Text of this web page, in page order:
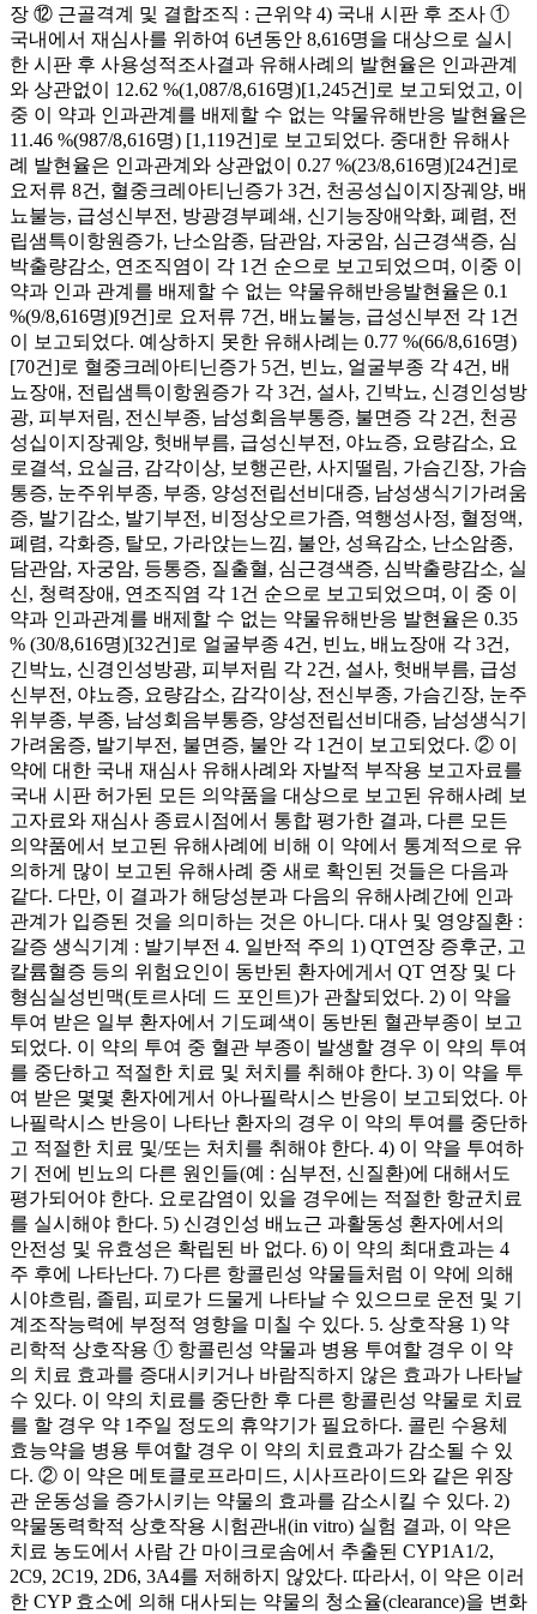
장 ⑫ 근골격계 및 결합조직 : 근위약 4) 국내 시판 후 조사 ①
국내에서 재심사를 위하여 6년동안 8,616명을 대상으로 실시
한 시판 후 사용성적조사결과 유해사례의 발현율은 인과관계
와 상관없이 12.62 %(1,087/8,616명)[1,245건]로 보고되었고, 이
중 이 약과 인과관계를 배제할 수 없는 약물유해반응 발현율은
11.46 %(987/8,616명) [1,119건]로 보고되었다. 중대한 유해사
례 발현율은 인과관계와 상관없이 0.27 %(23/8,616명)[24건]로
요저류 8건, 혈중크레아티닌증가 3건, 천공성십이지장궤양, 배
뇨불능, 급성신부전, 방광경부폐쇄, 신기능장애악화, 폐렴, 전
립샘특이항원증가, 난소암종, 담관암, 자궁암, 심근경색증, 심
박출량감소, 연조직염이 각 1건 순으로 보고되었으며, 이중 이
약과 인과 관계를 배제할 수 없는 약물유해반응발현율은 0.1
%(9/8,616명)[9건]로 요저류 7건, 배뇨불능, 급성신부전 각 1건
이 보고되었다. 예상하지 못한 유해사례는 0.77 %(66/8,616명)
[70건]로 혈중크레아티닌증가 5건, 빈뇨, 얼굴부종 각 4건, 배
뇨장애, 전립샘특이항원증가 각 3건, 설사, 긴박뇨, 신경인성방
광, 피부저림, 전신부종, 남성회음부통증, 불면증 각 2건, 천공
성십이지장궤양, 헛배부름, 급성신부전, 야뇨증, 요량감소, 요
로결석, 요실금, 감각이상, 보행곤란, 사지떨림, 가슴긴장, 가슴
통증, 눈주위부종, 부종, 양성전립선비대증, 남성생식기가려움
증, 발기감소, 발기부전, 비정상오르가즘, 역행성사정, 혈정액,
폐렴, 각화증, 탈모, 가라앉는느낌, 불안, 성욕감소, 난소암종,
담관암, 자궁암, 등통증, 질출혈, 심근경색증, 심박출량감소, 실
신, 청력장애, 연조직염 각 1건 순으로 보고되었으며, 이 중 이
약과 인과관계를 배제할 수 없는 약물유해반응 발현율은 0.35
% (30/8,616명)[32건]로 얼굴부종 4건, 빈뇨, 배뇨장애 각 3건,
긴박뇨, 신경인성방광, 피부저림 각 2건, 설사, 헛배부름, 급성
신부전, 야뇨증, 요량감소, 감각이상, 전신부종, 가슴긴장, 눈주
위부종, 부종, 남성회음부통증, 양성전립선비대증, 남성생식기
가려움증, 발기부전, 불면증, 불안 각 1건이 보고되었다. ② 이
약에 대한 국내 재심사 유해사례와 자발적 부작용 보고자료를
국내 시판 허가된 모든 의약품을 대상으로 보고된 유해사례 보
고자료와 재심사 종료시점에서 통합 평가한 결과, 다른 모든
의약품에서 보고된 유해사례에 비해 이 약에서 통계적으로 유
의하게 많이 보고된 유해사례 중 새로 확인된 것들은 다음과
같다. 다만, 이 결과가 해당성분과 다음의 유해사례간에 인과
관계가 입증된 것을 의미하는 것은 아니다. 대사 및 영양질환 :
갈증 생식기계 : 발기부전 4. 일반적 주의 1) QT연장 증후군, 고
칼륨혈증 등의 위험요인이 동반된 환자에게서 QT 연장 및 다
형심실성빈맥(토르사데 드 포인트)가 관찰되었다. 2) 이 약을
투여 받은 일부 환자에서 기도폐색이 동반된 혈관부종이 보고
되었다. 이 약의 투여 중 혈관 부종이 발생할 경우 이 약의 투여
를 중단하고 적절한 치료 및 처치를 취해야 한다. 3) 이 약을 투
여 받은 몇몇 환자에게서 아나필락시스 반응이 보고되었다. 아
나필락시스 반응이 나타난 환자의 경우 이 약의 투여를 중단하
고 적절한 치료 및/또는 처치를 취해야 한다. 4) 이 약을 투여하
기 전에 빈뇨의 다른 원인들(예 : 심부전, 신질환)에 대해서도
평가되어야 한다. 요로감염이 있을 경우에는 적절한 항균치료
를 실시해야 한다. 5) 신경인성 배뇨근 과활동성 환자에서의
안전성 및 유효성은 확립된 바 없다. 6) 이 약의 최대효과는 4
주 후에 나타난다. 7) 다른 항콜린성 약물들처럼 이 약에 의해
시야흐림, 졸림, 피로가 드물게 나타날 수 있으므로 운전 및 기
계조작능력에 부정적 영향을 미칠 수 있다. 5. 상호작용 1) 약
리학적 상호작용 ① 항콜린성 약물과 병용 투여할 경우 이 약
의 치료 효과를 증대시키거나 바람직하지 않은 효과가 나타날
수 있다. 이 약의 치료를 중단한 후 다른 항콜린성 약물로 치료
를 할 경우 약 1주일 정도의 휴약기가 필요하다. 콜린 수용체
효능약을 병용 투여할 경우 이 약의 치료효과가 감소될 수 있
다. ② 이 약은 메토클로프라미드, 시사프라이드와 같은 위장
관 운동성을 증가시키는 약물의 효과를 감소시킬 수 있다. 2)
약물동력학적 상호작용 시험관내(in vitro) 실험 결과, 이 약은
치료 농도에서 사람 간 마이크로솜에서 추출된 CYP1A1/2,
2C9, 2C19, 2D6, 3A4를 저해하지 않았다. 따라서, 이 약은 이러
한 CYP 효소에 의해 대사되는 약물의 청소율(clearance)을 변화